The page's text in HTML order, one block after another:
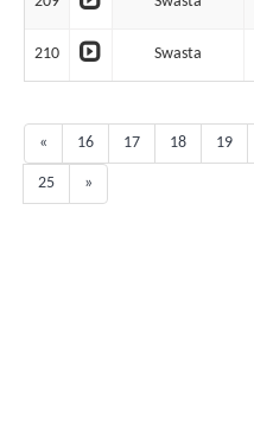
210 Swasta
« 16 17 18 19
25 »